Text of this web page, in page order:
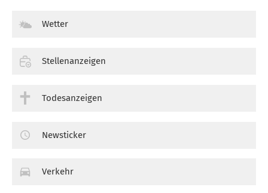
Wetter
Stellenanzeigen
Todesanzeigen
Newsticker
Verkehr